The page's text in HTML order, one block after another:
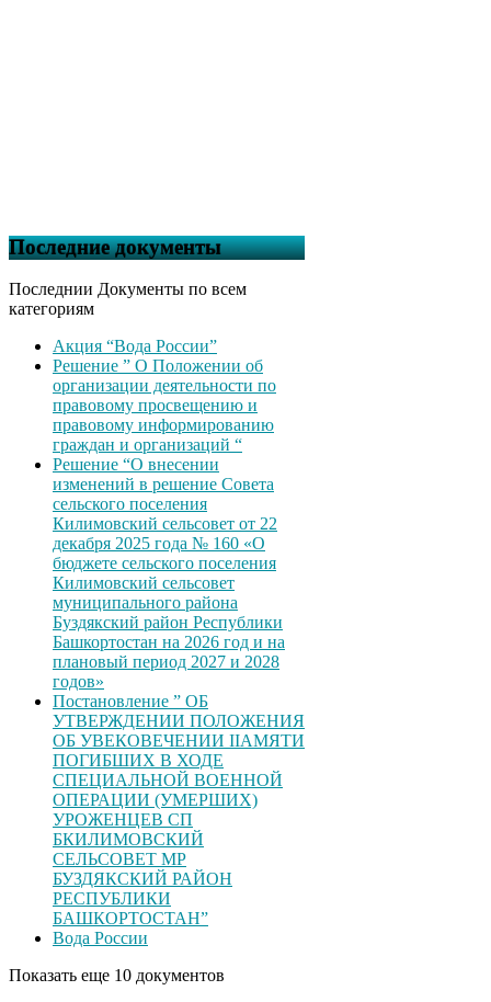
Последние документы
Последнии Документы по всем
категориям
Акция “Вода России”
Решение ” О Положении об
организации деятельности по
правовому просвещению и
правовому информированию
граждан и организаций “
Решение “О внесении
изменений в решение Совета
сельского поселения
Килимовский сельсовет от 22
декабря 2025 года № 160 «О
бюджете сельского поселения
Килимовский сельсовет
муниципального района
Буздякский район Республики
Башкортостан на 2026 год и на
плановый период 2027 и 2028
годов»
Постановление ” ОБ
УТВЕРЖДЕНИИ ПОЛОЖЕНИЯ
ОБ УВЕКОВЕЧЕНИИ ІІАМЯТИ
ПОГИБШИХ В ХОДЕ
СПЕЦИАЛЬНОЙ ВОЕННОЙ
ОПЕРАЦИИ (УМЕРШИХ)
УРОЖЕНЦЕВ CП
БКИЛИМОВСКИЙ
СЕЛЬСОВЕТ МР
БУЗДЯКСКИЙ РАЙОН
РЕСПУБЛИКИ
БАШКОРТОСТАН”
Вода России
Показать еще 10 документов